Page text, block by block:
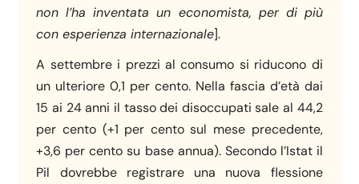
non l’ha inventata un economista, per di più
con esperienza internazionale].
A settembre i prezzi al consumo si riducono di
un ulteriore 0,1 per cento. Nella fascia d’età dai
15 ai 24 anni il tasso dei disoccupati sale al 44,2
per cento (+1 per cento sul mese precedente,
+3,6 per cento su base annua). Secondo l’Istat il
Pil dovrebbe registrare una nuova flessione